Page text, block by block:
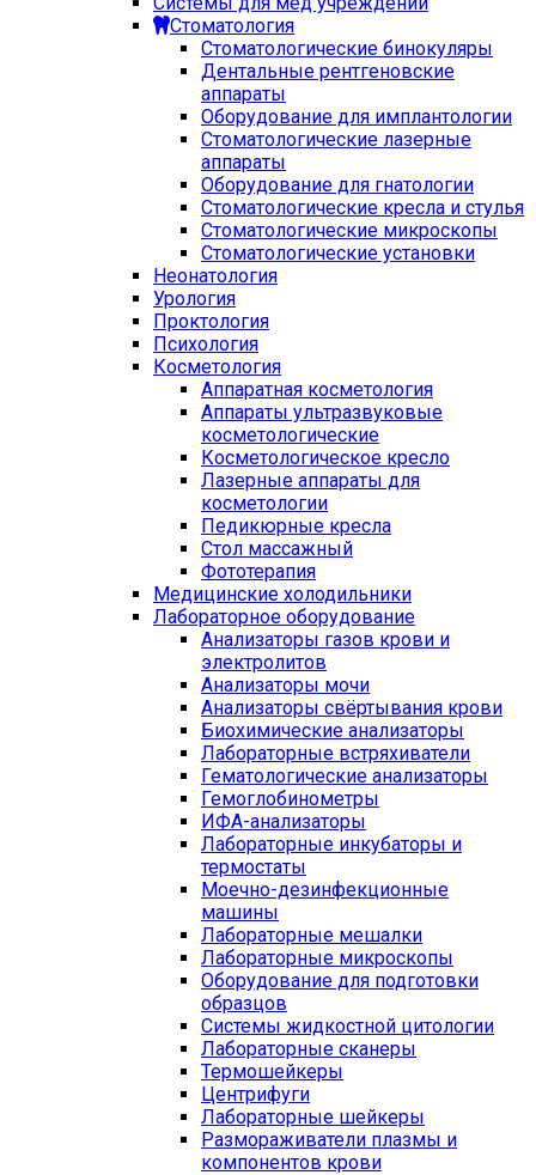
Стоматология
Стоматологические бинокуляры
Дентальные рентгеновские
аппараты
Оборудование для имплантологии
Стоматологические лазерные
аппараты
Оборудование для гнатологии
Стоматологические кресла и стулья
Стоматологические микроскопы
Стоматологические установки
Неонатология
Урология
Проктология
Психология
Косметология
Аппаратная косметология
Аппараты ультразвуковые
косметологические
Косметологическое кресло
Лазерные аппараты для
косметологии
Педикюрные кресла
Стол массажный
Фототерапия
Медицинские холодильники
Лабораторное оборудование
Анализаторы газов крови и
электролитов
Анализаторы мочи
Анализаторы свёртывания крови
Биохимические анализаторы
Лабораторные встряхиватели
Гематологические анализаторы
Гемоглобинометры
ИФА-анализаторы
Лабораторные инкубаторы и
термостаты
Моечно-дезинфекционные
машины
Лабораторные мешалки
Лабораторные микроскопы
Оборудование для подготовки
образцов
Системы жидкостной цитологии
Лабораторные сканеры
Термошейкеры
Центрифуги
Лабораторные шейкеры
Размораживатели плазмы и
компонентов крови